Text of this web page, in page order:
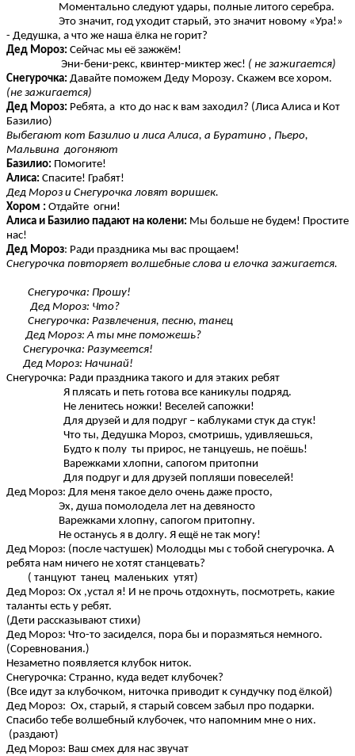
Моментально следуют удары, полные литого серебра.
Это значит, год уходит старый, это значит новому «Ура!»
- Дедушка, а что же наша ёлка не горит?
Дед Мороз: Сейчас мы её зажжём!
Эни-бени-рекс, квинтер-миктер жес! ( не зажигается)
Снегурочка: Давайте поможем Деду Морозу. Скажем все хором.
(не зажигается)
Дед Мороз: Ребята, а кто до нас к вам заходил? (Лиса Алиса и Кот
Базилио)
Выбегают кот Базилио и лиса Алиса, а Буратино , Пьеро,
Мальвина догоняют
Базилио: Помогите!
Алиса: Спасите! Грабят!
Дед Мороз и Снегурочка ловят воришек.
Хором : Отдайте огни!
Алиса и Базилио падают на колени: Мы больше не будем! Простите
нас!
Дед Мороз: Ради праздника мы вас прощаем!
Снегурочка повторяет волшебные слова и елочка зажигается.
Снегурочка: Прошу!
Дед Мороз: Что?
Снегурочка: Развлечения, песню, танец
Дед Мороз: А ты мне поможешь?
Снегурочка: Разумеется!
Дед Мороз: Начинай!
Снегурочка: Ради праздника такого и для этаких ребят
Я плясать и петь готова все каникулы подряд.
Не ленитесь ножки! Веселей сапожки!
Для друзей и для подруг – каблуками стук да стук!
Что ты, Дедушка Мороз, смотришь, удивляешься,
Будто к полу ты прирос, не танцуешь, не поёшь!
Варежками хлопни, сапогом притопни
Для подруг и для друзей попляши повеселей!
Дед Мороз: Для меня такое дело очень даже просто,
Эх, душа помолодела лет на девяносто
Варежками хлопну, сапогом притопну.
Не останусь я в долгу. Я ещё не так могу!
Дед Мороз: (после частушек) Молодцы мы с тобой снегурочка. А
ребята нам ничего не хотят станцевать?
( танцуют танец маленьких утят)
Дед Мороз: Ох ,устал я! И не прочь отдохнуть, посмотреть, какие
таланты есть у ребят.
(Дети рассказывают стихи)
Дед Мороз: Что-то засиделся, пора бы и поразмяться немного.
(Соревнования.)
Незаметно появляется клубок ниток.
Снегурочка: Странно, куда ведет клубочек?
(Все идут за клубочком, ниточка приводит к сундучку под ёлкой)
Дед Мороз: Ох, старый, я старый совсем забыл про подарки.
Спасибо тебе волшебный клубочек, что напомним мне о них.
(раздают)
Дед Мороз: Ваш смех для нас звучат